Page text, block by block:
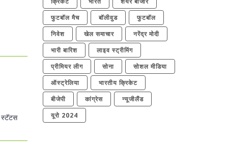
स्टॅटस
फुटबॉल मैच
बॉलीवुड
फुटबॉल
निवेश
खेल समाचार
नरेंद्र मोदी
भारी बारिश
लाइव स्ट्रीमिंग
प्रीमियर लीग
सोना
सोशल मीडिया
ऑस्ट्रेलिया
भारतीय क्रिकेट
बीजेपी
कांग्रेस
न्यूजीलैंड
यूरो 2024